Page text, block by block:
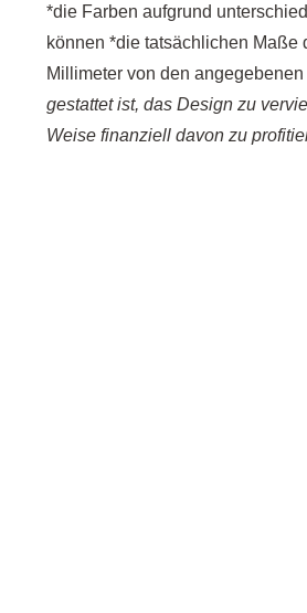
*die Farben aufgrund
können *die tatsächlichen
Millimeter von den
gestattet ist, das Design zu
Weise finanziell davon zu